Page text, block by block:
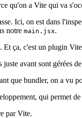
qu'on a Vite qui va
Ici, on est dans
notre main.jsx.
ça, c'est un plugin
avant sont gérées
que bundler, on a
qui permet
par Vite.